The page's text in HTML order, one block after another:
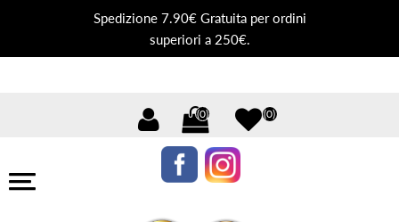
Spedizione 7.90€ Gratuita per ordini
superiori a 250€.
(0) (0)